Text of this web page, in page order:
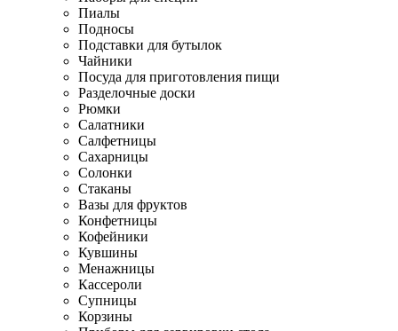
Пиалы
Подносы
Подставки для бутылок
Чайники
Посуда для приготовления пищи
Разделочные доски
Рюмки
Салатники
Салфетницы
Сахарницы
Солонки
Стаканы
Вазы для фруктов
Конфетницы
Кофейники
Кувшины
Менажницы
Кассероли
Супницы
Корзины